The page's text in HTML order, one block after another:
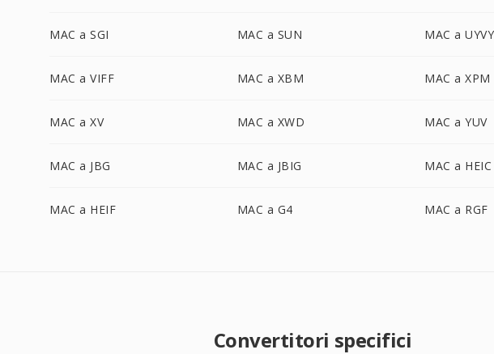
MAC a SGI MAC a SUN MAC a UYVY
MAC a VIFF MAC a XBM MAC a XPM
MAC a XV MAC a XWD MAC a YUV
MAC a JBG MAC a JBIG MAC a HEIC
MAC a HEIF MAC a G4 MAC a RGF
Convertitori specifici